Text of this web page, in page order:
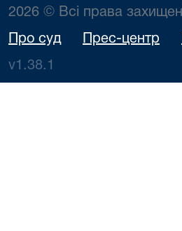
2026 © Всі права
Про суд Прес-центр
v1.38.1